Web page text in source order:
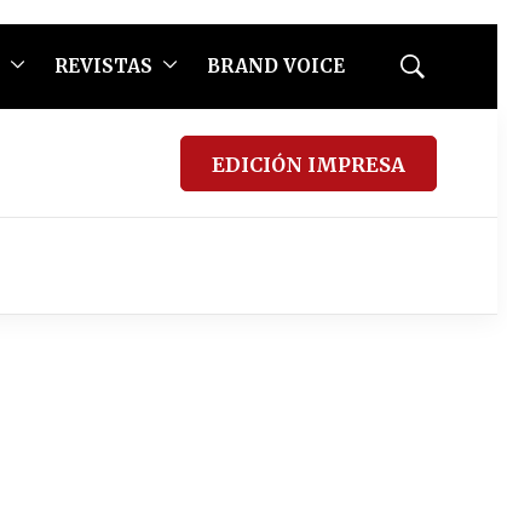
REVISTAS BRAND VOICE
Mostrar
EDICIÓN IMPRESA